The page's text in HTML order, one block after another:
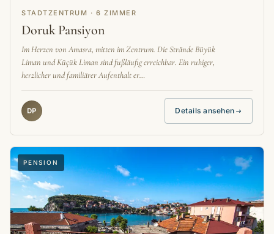
STADTZENTRUM · 6 ZIMMER
Doruk Pansiyon
Im Herzen von Amasra, mitten im Zentrum. Die Strände Büyük
Liman und Küçük Liman sind fußläufig erreichbar. Ein ruhiger,
herzlicher und familiärer Aufenthalt er…
DP Details ansehen
PENSION